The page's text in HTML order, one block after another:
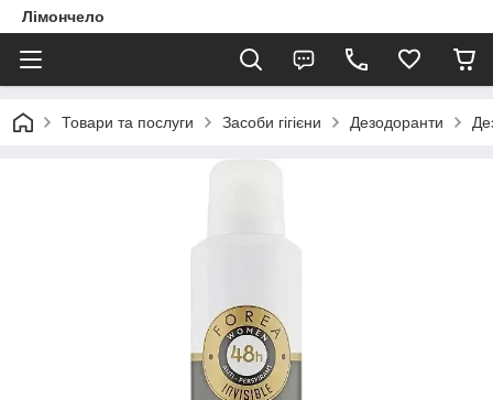
Лімончело
Товари та послуги Засоби гігієни Дезодоранти